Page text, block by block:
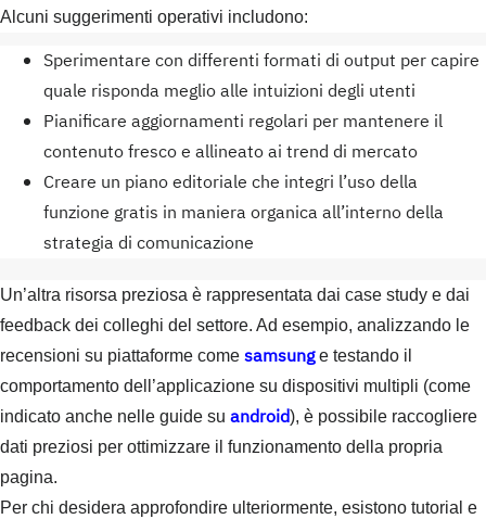
Alcuni suggerimenti operativi includono:
Sperimentare con differenti formati di output per capire
quale risponda meglio alle intuizioni degli utenti
Pianificare aggiornamenti regolari per mantenere il
contenuto fresco e allineato ai trend di mercato
Creare un piano editoriale che integri l’uso della
funzione gratis in maniera organica all’interno della
strategia di comunicazione
Un’altra risorsa preziosa è rappresentata dai case study e dai
feedback dei colleghi del settore. Ad esempio, analizzando le
recensioni su piattaforme come samsunge testando il
comportamento dell’applicazione su dispositivi multipli (come
indicato anche nelle guide su android), è possibile raccogliere
dati preziosi per ottimizzare il funzionamento della propria
pagina.
Per chi desidera approfondire ulteriormente, esistono tutorial e